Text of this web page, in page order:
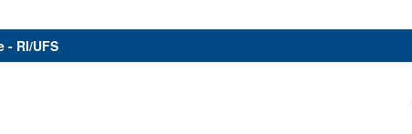
- RI/UFS